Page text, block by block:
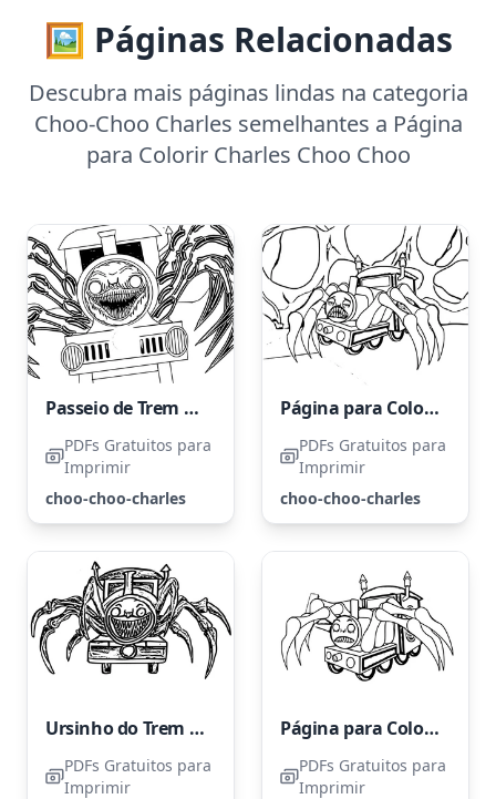
🖼️ Páginas Relacionadas
Descubra mais páginas lindas na categoria
Choo-Choo Charles semelhantes a Página
para Colorir Charles Choo Choo
Passeio de Trem Assombrado com Choo Choo Charlie
PDFs Gratuitos para
Imprimir
choo-choo-charles
Página para Colorir Imprimível: Choo Choo Charles
PDFs Gratuitos para
Imprimir
choo-choo-charles
Ursinho do Trem Assombrado
PDFs Gratuitos para
Imprimir
Página para Colorir do Trem Choo Choo do Charles
PDFs Gratuitos para
Imprimir